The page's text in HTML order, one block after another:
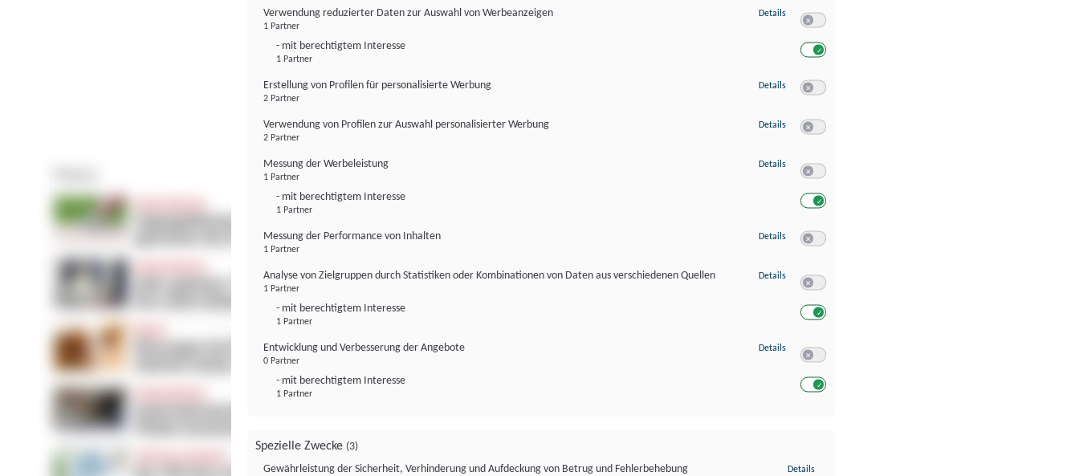
Verwendung reduzierter Daten zur Auswahl von Werbeanzeigen
1 Partner
- mit berechtigtem Interesse
1 Partner
Details zu Verwendung reduzierter Daten zur Auswahl von Werbeanzeigen
Erstellung von Profilen für personalisierte Werbung
2 Partner
Details zu Erstellung von Profilen für personalisierte Werbung
Verwendung von Profilen zur Auswahl personalisierter Werbung
2 Partner
Details zu Verwendung von Profilen zur Auswahl personalisierter Werbung
Messung der Werbeleistung
1 Partner
- mit berechtigtem Interesse
1 Partner
Details zu Messung der Werbeleistung
Messung der Performance von Inhalten
1 Partner
Details zu Messung der Performance von Inhalten
Analyse von Zielgruppen durch Statistiken oder Kombinationen von Daten aus verschiedenen Quellen
1 Partner
- mit berechtigtem Interesse
1 Partner
Details zu Analyse von Zielgruppen durch Statistiken oder Kombinationen von
Entwicklung und Verbesserung der Angebote
0 Partner
- mit berechtigtem Interesse
1 Partner
Details zu Entwicklung und Verbesserung der Angebote
Spezielle Zwecke (3)
Gewährleistung der Sicherheit, Verhinderung und Aufdeckung von Betrug und Fehlerbehebung
Details